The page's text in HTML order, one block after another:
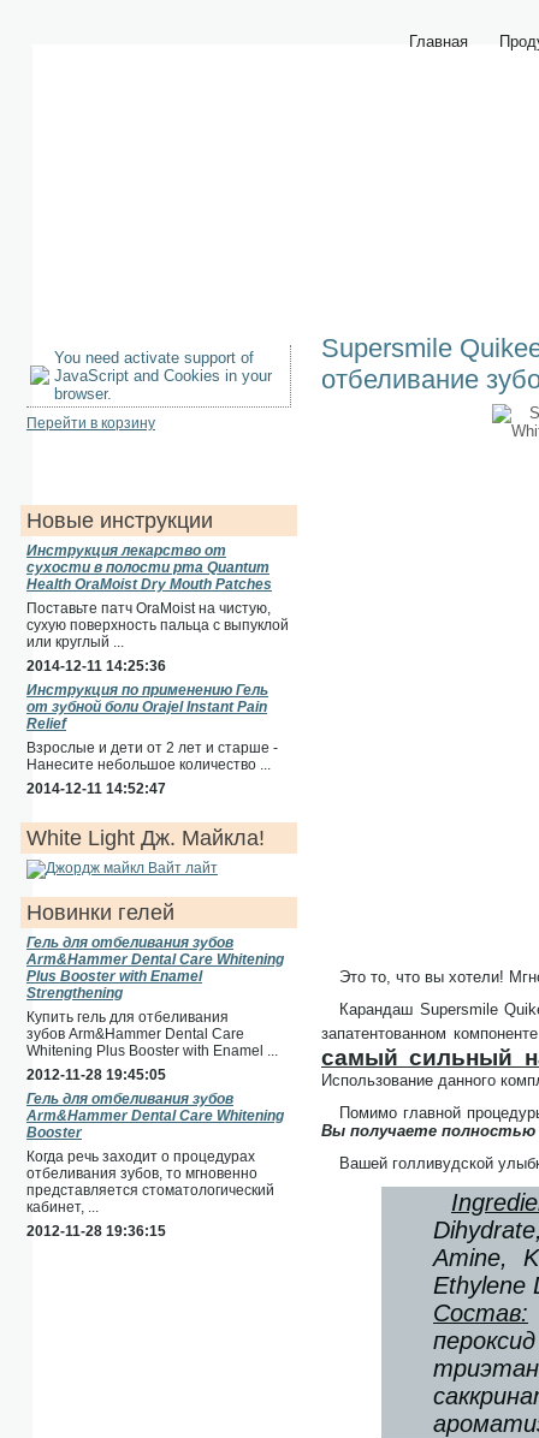
Главная
You need activate support of
JavaScript and Cookies in your
browser.
Перейти в корзину
Новые инструкции
Инструкция лекарство от
сухости в полости рта Quantum
Health OraMoist Dry Mouth Patches
Поставьте патч OraMoist на чистую,
сухую поверхность пальца с выпуклой
или круглый ...
2014-12-11 14:25:36
Инструкция по применению Гель
от зубной боли Orajel Instant Pain
Relief
Взрослые и дети от 2 лет и старше -
Нанесите небольшое количество ...
2014-12-11 14:52:47
White Light Дж. Майкла!
Новинки гелей
Гель для отбеливания зубов
Arm&Hammer Dental Care Whitening
Plus Booster with Enamel
Strengthening
Купить гель для отбеливания
зубов Arm&Hammer Dental Care
Whitening Plus Booster with Enamel ...
2012-11-28 19:45:05
Гель для отбеливания зубов
Arm&Hammer Dental Care Whitening
Booster
Когда речь заходит о процедурах
отбеливания зубов, то мгновенно
представляется стоматологический
кабинет, ...
2012-11-28 19:36:15
Supersmile
отбеливание
Это то, что вы хотели!
Карандаш Supersmile
запатентованном
самый сильный
Использование данного
Помимо главной
Вы получаете
Вашей голливудской
Amine,
Ethylene
Состав: